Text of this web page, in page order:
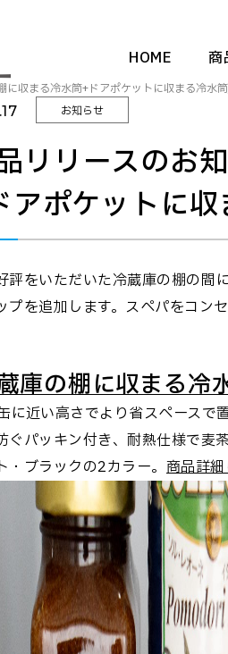
HOME 商
に収まる冷水筒+ドアポケットに収まる冷水
お知らせ
リリースのお
アポケットに
評をいただいた冷蔵庫の棚の間
プを追加します。スぺパをコン
庫の棚に収まる
近い高さでより省スペースで
ぐパッキン付き、耐熱仕様で麦
・ブラックの2カラー。 商品詳